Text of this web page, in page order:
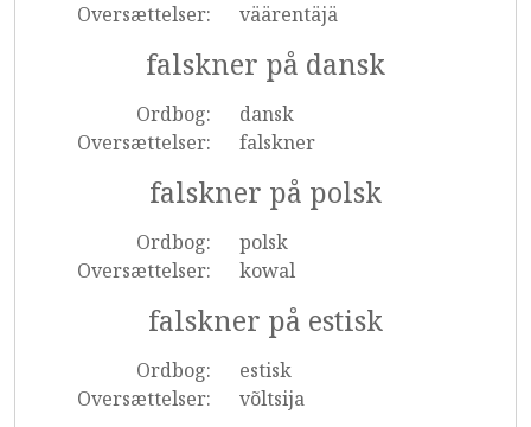
Oversættelser:
väärentäjä
falskner på dansk
Ordbog:
dansk
Oversættelser:
falskner
falskner på polsk
Ordbog:
polsk
Oversættelser:
kowal
falskner på estisk
Ordbog:
estisk
Oversættelser:
võltsija